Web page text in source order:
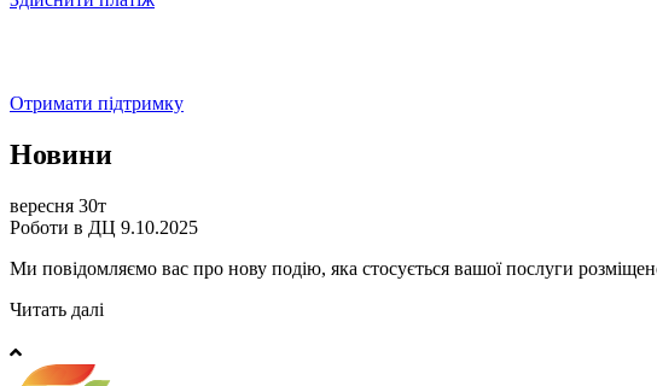
Отримати підтримку
Новини
вересня 30т
Роботи в ДЦ 9.10.2025
Ми повідомляємо вас про нову подію, яка стосується вашої послуги
Читать далі